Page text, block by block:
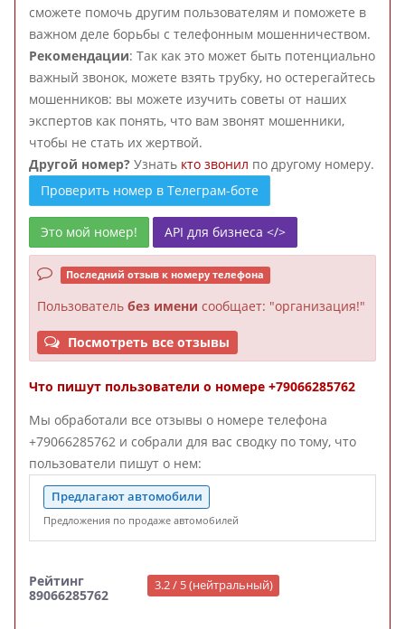
сможете помочь другим пользователям и поможете в
важном деле борьбы с телефонным мошенничеством.
Рекомендации: Так как это может быть потенциально
важный звонок, можете взять трубку, но остерегайтесь
мошенников: вы можете изучить советы от наших
экспертов как понять, что вам звонят мошенники,
чтобы не стать их жертвой.
Другой номер? Узнать кто звонил по другому номеру.
Проверить номер в Телеграм-боте
Это мой номер! API для бизнеса </>
Последний отзыв к номеру телефона
Пользователь без имени сообщает: "организация!"
Посмотреть все отзывы
Что пишут пользователи о номере +79066285762
Мы обработали все отзывы о номере телефона
+79066285762 и собрали для вас сводку по тому, что
пользователи пишут о нем:
Предлагают автомобили
Предложения по продаже автомобилей
Рейтинг
89066285762
3.2 / 5 (нейтральный)